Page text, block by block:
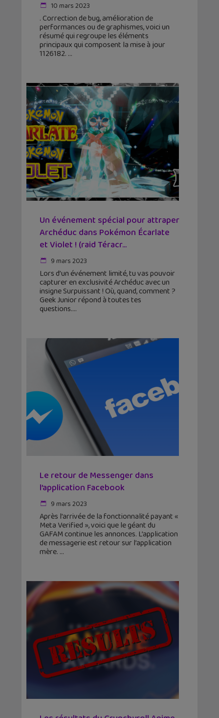
10 mars 2023
. Correction de bug, amélioration de
performances ou de graphismes, voici un
résumé qui regroupe les éléments
principaux qui composent la mise à jour
1126182.
Un événement spécial pour attraper
Archéduc dans Pokémon Écarlate
et Violet ! (raid Téracr...
9 mars 2023
Lors d’un événement limité, tu vas pouvoir
capturer en exclusivité Archéduc avec un
insigne Surpuissant ! Où, quand, comment ?
Geek Junior répond à toutes tes
questions.
Le retour de Messenger dans
l’application Facebook
9 mars 2023
Après l’arrivée de la fonctionnalité payant «
Meta Verified », voici que le géant du
GAFAM continue les annonces. L’application
de messagerie est retour sur l’application
mère.